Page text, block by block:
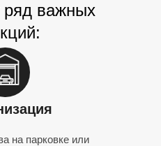
на парковке или
важных